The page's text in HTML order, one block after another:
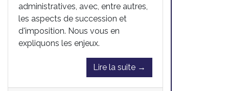
administratives, avec, entre autres,
les aspects de succession et
d'imposition. Nous vous en
expliquons les enjeux.
Lire la suite →